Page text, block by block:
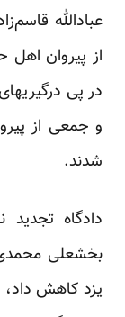
عبادالله
از پیروان اهل
و جمعی از
شدند.
دادگاه
یزد کاهش داد،